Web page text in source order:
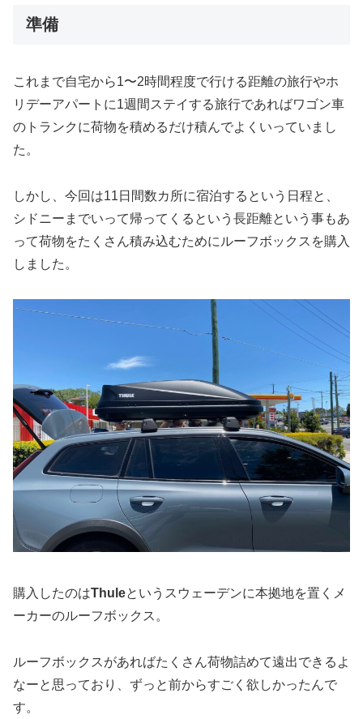
準備
これまで自宅から1〜2時間程度で行ける距離の旅行やホ
リデーアパートに1週間ステイする旅行であればワゴン車
のトランクに荷物を積めるだけ積んでよくいっていまし
た。
しかし、今回は11日間数カ所に宿泊するという日程と、
シドニーまでいって帰ってくるという長距離という事もあ
って荷物をたくさん積み込むためにルーフボックスを購入
しました。
購入したのはThuleというスウェーデンに本拠地を置くメ
ーカーのルーフボックス。
ルーフボックスがあればたくさん荷物詰めて遠出できるよ
なーと思っており、ずっと前からすごく欲しかったんで
す。